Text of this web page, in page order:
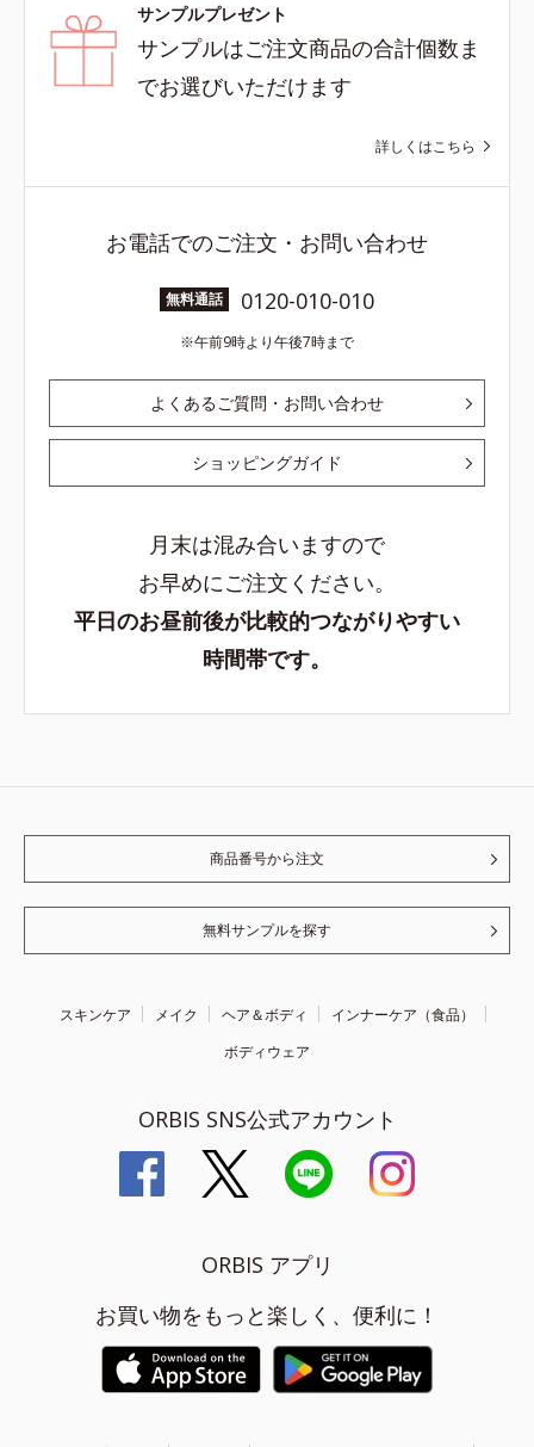
サンプルプレゼント
サンプルはご注文商品の合計個数ま
でお選びいただけます
詳しくはこちら
お電話でのご注文・お問い合わせ
無料通話 0120-010-010
午前9時より午後7時まで
よくあるご質問・お問い合わせ
ショッピングガイド
月末は混み合いますので
お早めにご注文ください。
平日のお昼前後が比較的つながりやすい
時間帯です。
商品番号から注文
無料サンプルを探す
スキンケア メイク ヘア＆ボディ
インナーケア（食品）
ボディウェア
ORBIS SNS公式アカウント
ORBIS アプリ
お買い物をもっと楽しく、便利に！